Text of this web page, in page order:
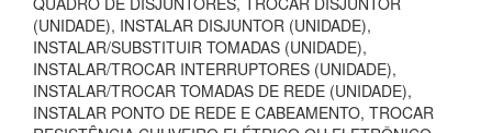
(UNIDADE), INSTALAR DISJUNTOR (UNIDADE),
INSTALAR/SUBSTITUIR TOMADAS (UNIDADE),
INSTALAR/TROCAR INTERRUPTORES (UNIDADE),
INSTALAR/TROCAR TOMADAS DE REDE (UNIDADE),
INSTALAR PONTO DE REDE E CABEAMENTO, TROCAR